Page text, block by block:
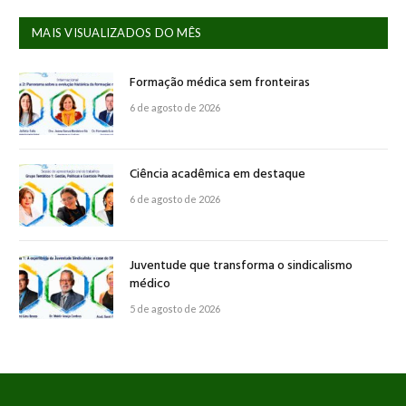
MAIS VISUALIZADOS DO MÊS
Formação médica sem fronteiras
6 de agosto de 2026
Ciência acadêmica em destaque
6 de agosto de 2026
Juventude que transforma o sindicalismo
médico
5 de agosto de 2026